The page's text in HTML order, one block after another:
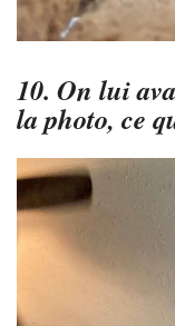
10. On lui
la photo, ce